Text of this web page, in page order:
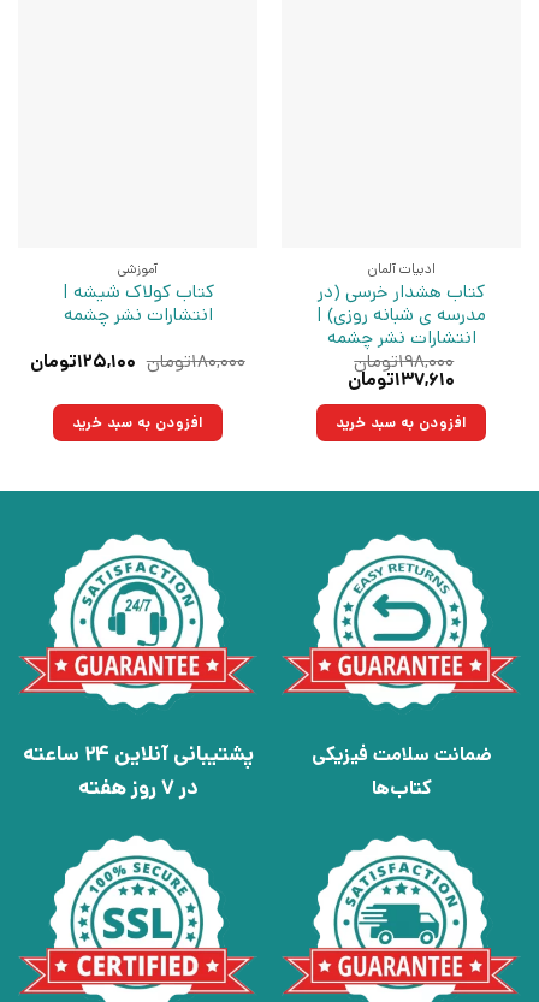
ادبیات آلمان
کتاب هشدار خرسی (در
مدرسه ی شبانه روزی) |
انتشارات نشر چشمه
۱۹۸,۰۰۰تومان
قیمت
۱۹۸,۰۰۰تومان
بود.
۱۳۷,۶۱۰تومان
۱۳۷,۶۱۰تومان.افزودن به سبد خرید
آموزشی
کتاب کولاک شیشه |
انتشارات نشر چشمه
۱۸۰,۰۰۰تومان قیمت
بود.
۱۲۵,۱۰۰تومان
افزودن به سبد خرید
ضمانت سلامت فیزیکی
کتاب‌ها
پشتیبانی آنلاین 24 ساعته
در 7 روز هفته